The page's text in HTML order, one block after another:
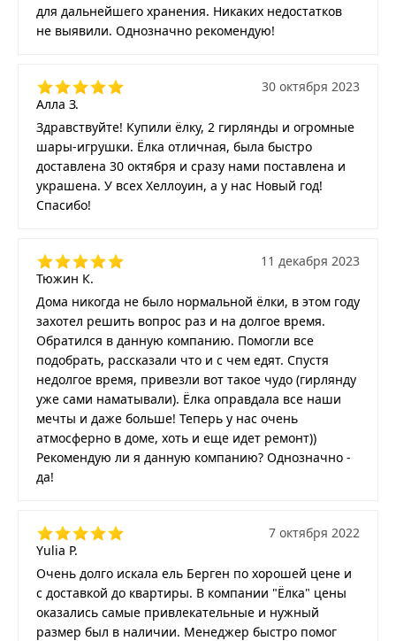
для дальнейшего хранения. Никаких недостатков
не выявили. Однозначно рекомендую!
Алла З.
30 октября 2023
Здравствуйте! Купили ёлку, 2 гирлянды и огромные
шары-игрушки. Ёлка отличная, была быстро
доставлена 30 октября и сразу нами поставлена и
украшена. У всех Хеллоуин, а у нас Новый год!
Спасибо!
Тюжин К.
11 декабря 2023
Дома никогда не было нормальной ёлки, в этом году
захотел решить вопрос раз и на долгое время.
Обратился в данную компанию. Помогли все
подобрать, рассказали что и с чем едят. Спустя
недолгое время, привезли вот такое чудо (гирлянду
уже сами наматывали). Ёлка оправдала все наши
мечты и даже больше! Теперь у нас очень
атмосферно в доме, хоть и еще идет ремонт))
Рекомендую ли я данную компанию? Однозначно -
да!
Yulia P.
7 октября 2022
Очень долго искала ель Берген по хорошей цене и
с доставкой до квартиры. В компании "Ёлка" цены
оказались самые привлекательные и нужный
размер был в наличии. Менеджер быстро помог